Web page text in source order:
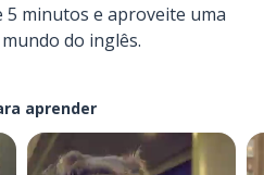
minutos e aproveite uma
do inglês.
aprender